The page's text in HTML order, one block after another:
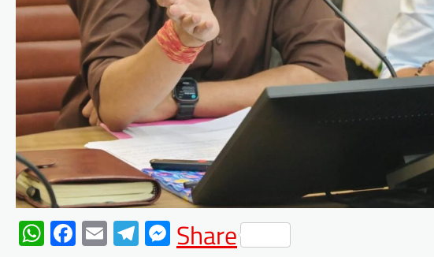
WhatsApp
Facebook
EmailTelegram
Messenger
Share